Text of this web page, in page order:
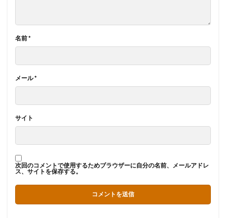
名前*
メール*
サイト
次回のコメントで使用するためブラウザーに自分の名前、メールアドレ
ス、サイトを保存する。